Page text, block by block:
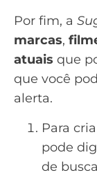
Por fim, a
marcas,
atuais que
que você
alerta.
Para
pode
de